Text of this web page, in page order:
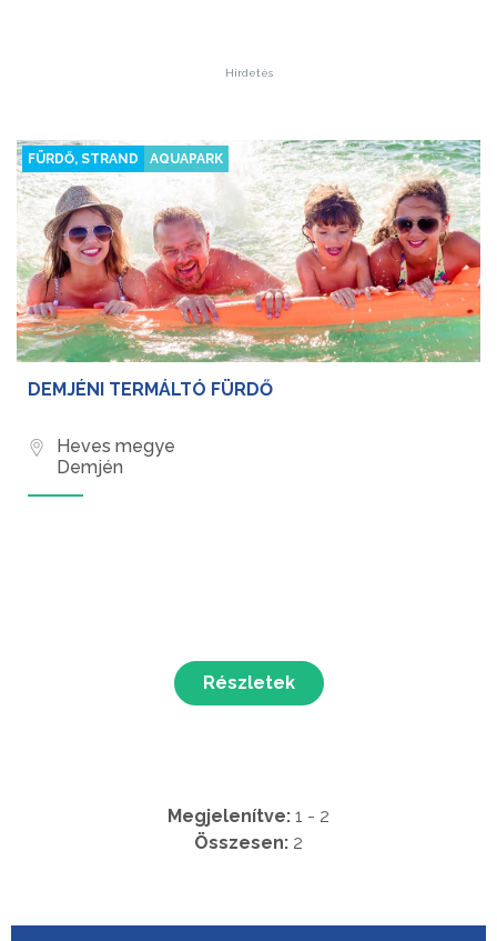
Hirdetés
FÜRDŐ, STRAND AQUAPARK
DEMJÉNI TERMÁLTÓ FÜRDŐ
Heves megye
Demjén
Részletek
Megjelenítve: 1 - 2
Összesen: 2